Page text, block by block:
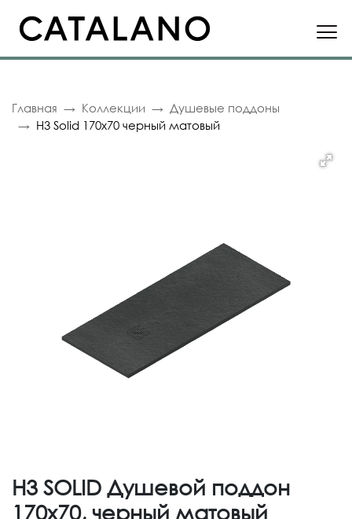
Главная Коллекции
Душевые поддоны
H3 Solid 170x70 черный матовый
H3 SOLID Душевой поддон
170x70, черный матовый